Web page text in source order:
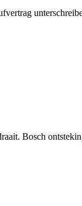
Bosch